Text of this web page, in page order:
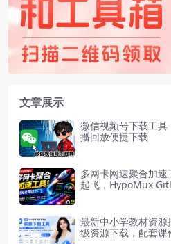
文章展示
微信视频号下载工
播回放便捷下载
多网卡网速聚合加
起飞，HypoMux
最新中小学教材资
级资源下载，配套